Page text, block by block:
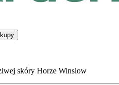
skóry Horze Winslow